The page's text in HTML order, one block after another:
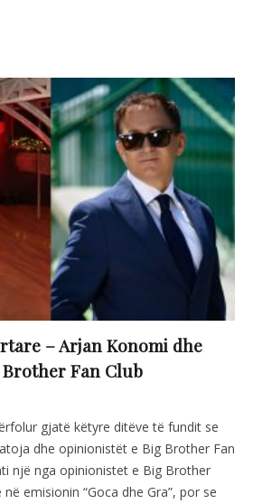
– Arjan Konomi dhe
Fan Club
gjatë këtyre ditëve të fundit se
dhe opinionistët e Big Brother Fan
një nga opinionistet e Big Brother
emisionin “Goca dhe Gra”, por se